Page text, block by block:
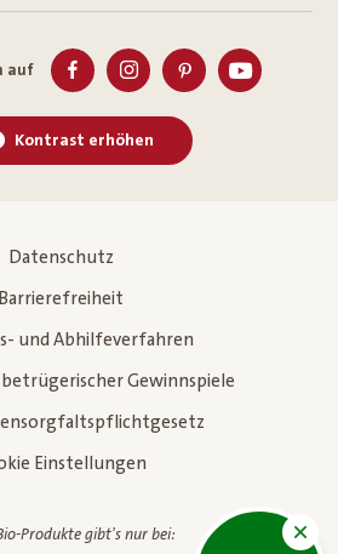
auf
Kontrast erhöhen
Datenschutz
Barrierefreiheit
und Abhilfeverfahren
Gewinnspiele
Einstellungen
Produkte gibt's nur bei: